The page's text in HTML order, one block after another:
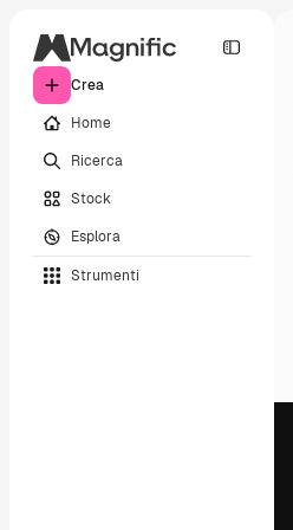
Crea
Home
Ricerca
Stock
Esplora
Strumenti